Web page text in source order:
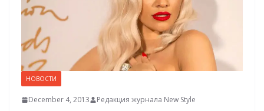
НОВОСТИ
December 4, 2013 Редакция журнала New Style